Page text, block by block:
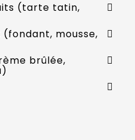
(tarte tatin,
mousse,
brûlée,